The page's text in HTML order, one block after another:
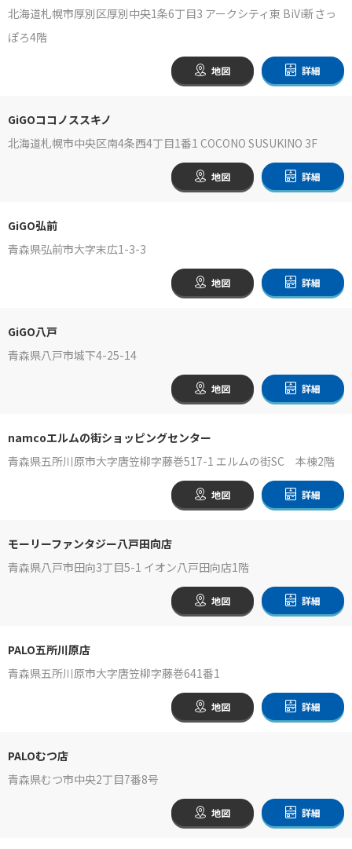
北海道札幌市厚別区厚別中央1条6丁目3 アークシティ東 BiVi新さっ
ぽろ4階
地図 詳細
GiGOココノススキノ
北海道札幌市中央区南4条西4丁目1番1 COCONO SUSUKINO 3F
地図 詳細
GiGO弘前
青森県弘前市大字末広1-3-3
地図 詳細
GiGO八戸
青森県八戸市城下4-25-14
地図 詳細
namcoエルムの街ショッピングセンター
青森県五所川原市大字唐笠柳字藤巻517-1 エルムの街SC 本棟2階
地図 詳細
モーリーファンタジー八戸田向店
青森県八戸市田向3丁目5-1 イオン八戸田向店1階
地図 詳細
PALO五所川原店
青森県五所川原市大字唐笠柳字藤巻641番1
地図 詳細
PALOむつ店
青森県むつ市中央2丁目7番8号
地図 詳細